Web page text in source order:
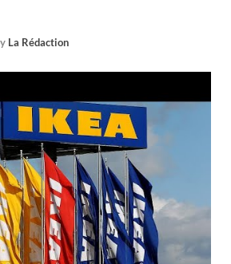
La Rédaction